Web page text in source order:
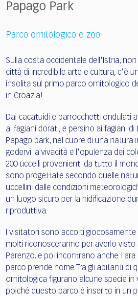
Papago Park
Parco ornitologico e zoo
Sulla costa occidentale dell'Istria,
città di incredibile arte e cultura, c'è
insolita sul primo parco ornitologico
in Croazia!
Dai cacatuidi e parrocchetti ondulati
ai fagiani dorati, e persino ai fagiani di
Papago park, nel cuore di una
godervi la vivacità e l'opulenza dei
200 uccelli provenienti da tutto il
sono progettate secondo quelle
uccellini dalle condizioni
un luogo sicuro per la nidificazione
riproduttiva.
I visitatori sono accolti giocosamente
molti riconosceranno per averlo visto
Parenzo, e poi incontrano anche l'ara
parco prende nome. Tra gli abitanti di
ornitologica figurano alcune specie in
poiché questo parco è inserito in un